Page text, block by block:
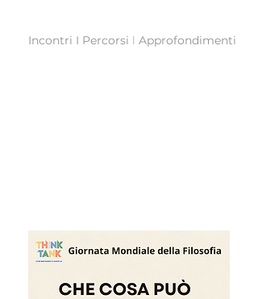
Incontri I Percorsi I Approfondimenti